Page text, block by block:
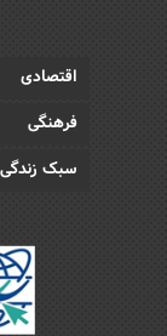
اقتصادی
فرهنگی
سبک زندگی